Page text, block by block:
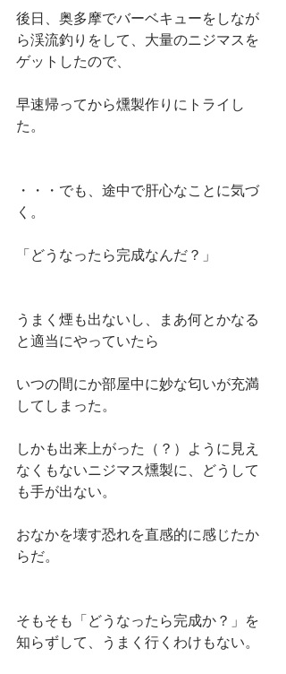
後日、奥多摩でバーベキューをしなが
ら渓流釣りをして、大量のニジマスを
ゲットしたので、
早速帰ってから燻製作りにトライし
た。
・・・でも、途中で肝心なことに気づ
く。
「どうなったら完成なんだ？」
うまく煙も出ないし、まあ何とかなる
と適当にやっていたら
いつの間にか部屋中に妙な匂いが充満
してしまった。
しかも出来上がった（？）ように見え
なくもないニジマス燻製に、どうして
も手が出ない。
おなかを壊す恐れを直感的に感じたか
らだ。
そもそも「どうなったら完成か？」を
知らずして、うまく行くわけもない。